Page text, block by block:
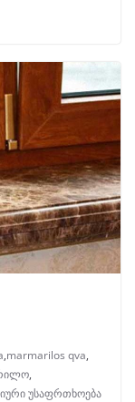
,marmarilos qva,
,
უსაფრთხოება